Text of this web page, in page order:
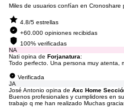
Miles de usuarios confían en
4.8/5 estrellas
+60.000 opiniones recibidas
100% verificadas
NA
Nati opina de Forjanatura:
Todo perfecto. Una persona muy atenta,
Verificada
JA
José Antonio opina de Axc Home
Buenos profesionales y cumplidores en
trabajo q me han realizado Muchas